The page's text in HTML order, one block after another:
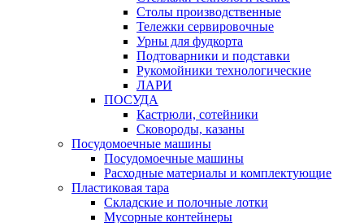
Столы производственные
Тележки сервировочные
Урны для фудкорта
Подтоварники и подставки
Рукомойники технологические
ЛАРИ
ПОСУДА
Кастрюли, сотейники
Сковороды, казаны
Посудомоечные машины
Посудомоечные машины
Расходные материалы и комплектующие
Пластиковая тара
Складские и полочные лотки
Мусорные контейнеры